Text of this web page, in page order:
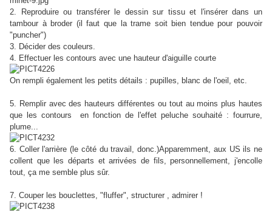
2. Reproduire ou transférer le dessin sur tissu et l'insérer dans un
tambour à broder (il faut que la trame soit bien tendue pour pouvoir
"puncher")
3. Décider des couleurs.
4. Effectuer les contours avec une hauteur d'aiguille courte
On rempli également les petits détails : pupilles, blanc de l'oeil, etc.
5. Remplir avec des hauteurs différentes ou tout au moins plus hautes
que les contours en fonction de l'effet peluche souhaité : fourrure,
plume...
6. Coller l'arrière (le côté du travail, donc.)Apparemment, aux US ils ne
collent que les départs et arrivées de fils, personnellement, j'encolle
tout, ça me semble plus sûr.
7. Couper les bouclettes, "fluffer", structurer , admirer !